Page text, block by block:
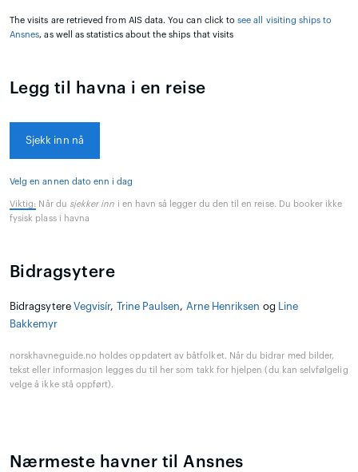
The visits are retrieved from AIS data. You can click tosee all visiting ships to
Ansnes, as well as statistics about the ships that visits
Legg til havna i en reise
Sjekk inn nå
Velg en annen dato enn i dag
Viktig: Når du sjekker inn i en havn så legger du den til en reise. Du booker ikke
fysisk plass i havna
Bidragsytere
Bidragsytere Vegvisír, Trine Paulsen, Arne Henriksen og
Line
Bakkemyr
norskhavneguide.no holdes oppdatert av båtfolket. Når du bidrar med bilder,
tekst eller informasjon legges du til her som takk for hjelpen (du kan selvfølgelig
velge å ikke stå oppført).
Nærmeste havner til Ansnes